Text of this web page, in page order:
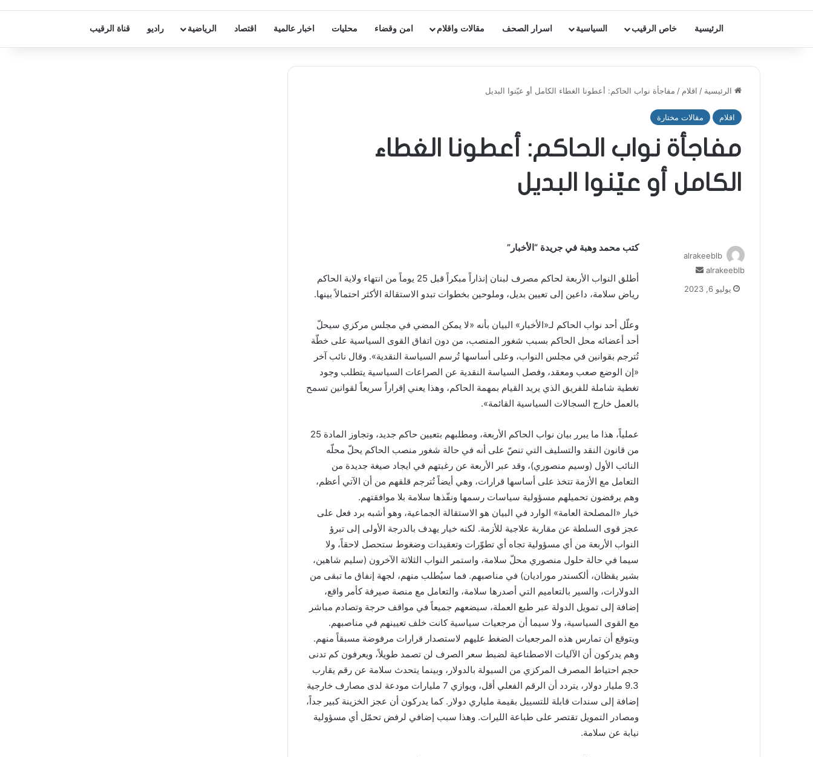
الرئيسية خاص الرقيب السياسية اسرار الصحف مقالات واقلام امن وقضاء محليات اخبار عالمية اقتصاد الرياضية راديو قناة الرقيب
الرئيسية / اقلام / مفاجأة نواب الحاكم: أعطونا الغطاء الكامل أو عيّنوا البديل
اقلام مقالات مختارة
مفاجأة نواب الحاكم: أعطونا الغطاء
الكامل أو عيّنوا البديل
كتب محمد وهبة في جريدة “الأخبار”
أطلق النواب الأربعة لحاكم مصرف لبنان إنذاراً مبكراً قبل 25 يوماً من انتهاء ولاية الحاكم
رياض سلامة، داعين إلى تعيين بديل، وملوحين بخطوات تبدو الاستقالة الأكثر احتمالاً بينها.
وعلّل أحد نواب الحاكم لـ«الأخبار» البيان بأنه «لا يمكن المضي في مجلس مركزي سيحلّ
أحد أعضائه محل الحاكم بسبب شغور المنصب، من دون اتفاق القوى السياسية على خطّة
تُترجم بقوانين في مجلس النواب، وعلى أساسها تُرسم السياسة النقدية». وقال نائب آخر
«إن الوضع صعب ومعقد، وفصل السياسة النقدية عن الصراعات السياسية يتطلب وجود
تغطية شاملة للفريق الذي يريد القيام بمهمة الحاكم، وهذا يعني إقراراً سريعاً لقوانين تسمح
بالعمل خارج السجالات السياسية القائمة».
عملياً، هذا ما يبرر بيان نواب الحاكم الأربعة، ومطلبهم بتعيين حاكم جديد، وتجاوز المادة 25
من قانون النقد والتسليف التي تنصّ على أنه في حالة شغور منصب الحاكم يحلّ محلّه
النائب الأول (وسيم منصوري)، وقد عبر الأربعة عن رغبتهم في ايجاد صيغة جديدة من
التعامل مع الأزمة تتخذ على أساسها قرارات، وهي أيضاً تُترجم قلقهم من أن الآتي أعظم،
وهم يرفضون تحميلهم مسؤولية سياسات رسمها ونفّذها سلامة بلا موافقتهم.
خيار «المصلحة العامة» الوارد في البيان هو الاستقالة الجماعية، وهو أشبه برد فعل على
عجز قوى السلطة عن مقاربة علاجية للأزمة. لكنه خيار يهدف بالدرجة الأولى إلى تبرؤ
النواب الأربعة من أي مسؤولية تجاه أي تطوّرات وتعقيدات وضغوط ستحصل لاحقاً، ولا
سيما في حالة حلول منصوري محلّ سلامة، واستمر النواب الثلاثة الآخرون (سليم شاهين،
بشير يقظان، ألكسندر موراديان) في مناصبهم. فما سيُطلب منهم، لجهة إنفاق ما تبقى من
الدولارات، والسير بالتعاميم التي أصدرها سلامة، والتعامل مع منصة صيرفة كأمر واقع،
إضافة إلى تمويل الدولة عبر طبع العملة، سيضعهم جميعاً في مواقف حرجة وتصادم مباشر
مع القوى السياسية، ولا سيما أن مرجعيات سياسية كانت خلف تعيينهم في مناصبهم.
ويتوقع أن تمارس هذه المرجعيات الضغط عليهم لاستصدار قرارات مرفوضة مسبقاً منهم.
وهم يدركون أن الآليات الاصطناعية لضبط سعر الصرف لن تصمد طويلاً، ويعرفون كم تدنى
حجم احتياط المصرف المركزي من السيولة بالدولار، وبينما يتحدث سلامة عن رقم يقارب
9.3 مليار دولار، يتردد أن الرقم الفعلي أقل، ويوازي 7 مليارات مودعة لدى مصارف خارجية
إضافة إلى سندات قابلة للتسييل بقيمة ملياري دولار. كما يدركون أن عجز الخزينة كبير جداً،
ومصادر التمويل تقتصر على طباعة الليرات. وهذا سبب إضافي لرفض تحمّل أي مسؤولية
نيابة عن سلامة.
alrakeeblb
alrakeeblb
يوليو 6, 2023